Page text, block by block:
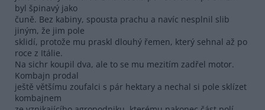
byl špinavý jako
čuně. Bez kabiny, spousta prachu a navíc nesplnil slib
jiným, že jim pole
sklidí, protože mu praskl dlouhý řemen, který sehnal až po
roce z Itálie.
Na sichr koupil dva, ale to se mu mezitím zadřel motor.
Kombajn prodal
ještě většímu zoufalci s pár hektary a nechal si pole sklízet
kombajnem